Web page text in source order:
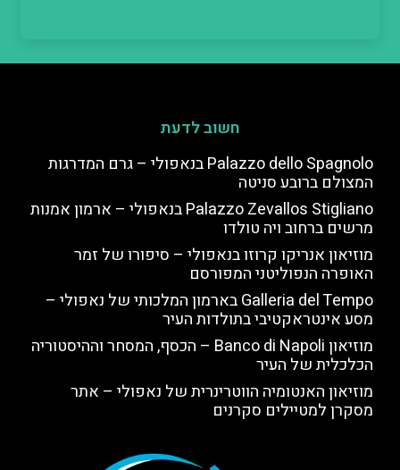
חשוב לדעת
Palazzo dello Spagnolo בנאפולי – גרם המדרגות
המצולם ברובע סניטה
Palazzo Zevallos Stigliano בנאפולי – ארמון אמנות
מרשים ברחוב ויה טולדו
מוזיאון אנריקו קרוזו בנאפולי – סיפורו של זמר
האופרה הנפוליטני המפורסם
Galleria del Tempo בארמון המלכותי של נאפולי –
מסע אינטראקטיבי בתולדות העיר
מוזיאון Banco di Napoli – הכסף, המסחר וההיסטוריה
הכלכלית של העיר
מוזיאון האנטומיה הווטרינרית של נאפולי – אתר
מסקרן למטיילים סקרנים